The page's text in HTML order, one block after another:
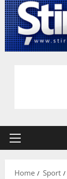
Primary
Home Sport